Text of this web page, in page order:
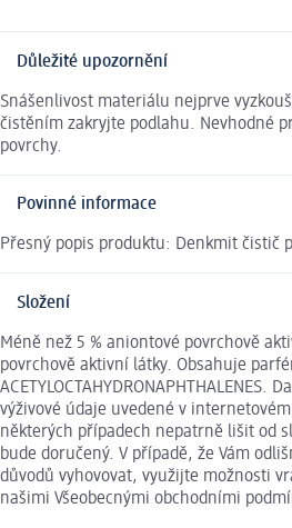
Důležité upozornění
Snášenlivost materiálu nejprve
čistěním zakryjte podlahu. Nevhodné
povrchy.
Povinné informace
Přesný popis produktu: Denkmit čistič
Složení
Méně než 5 % aniontové povrchově
povrchově aktivní látky. Obsahuje
výživové údaje uvedené v
některých případech nepatrně lišit od
bude doručený. V případě, že Vám
důvodů vyhovovat, využijte možnosti
našimi Všeobecnými obchodními